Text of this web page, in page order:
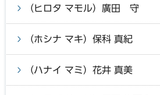
（ヒロタ マモル）廣田 守
（ホシナ マキ）保科 真紀
（ハナイ マミ）花井 真美